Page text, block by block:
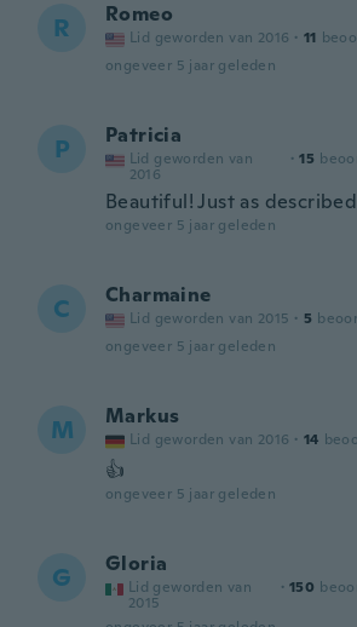
R Romeo
Lid geworden van 2016 · 11
ongeveer 5 jaar geleden
P Patricia
Lid geworden van
2016
· 15
Beautiful! Just as
ongeveer 5 jaar geleden
C Charmaine
Lid geworden van 2015 · 5
ongeveer 5 jaar geleden
M Markus
Lid geworden van 2016 · 14
👍
ongeveer 5 jaar geleden
G Gloria
Lid geworden van
2015
· 150